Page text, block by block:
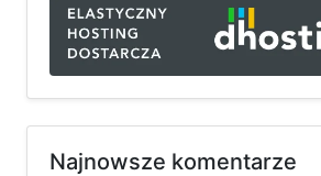
Najnowsze komentarze